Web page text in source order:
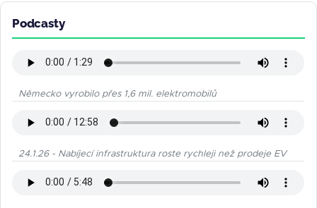
Podcasty
Německo vyrobilo přes 1,6 mil. elektromobilů
24.1.26 - Nabíjecí infrastruktura roste rychleji než prodeje EV